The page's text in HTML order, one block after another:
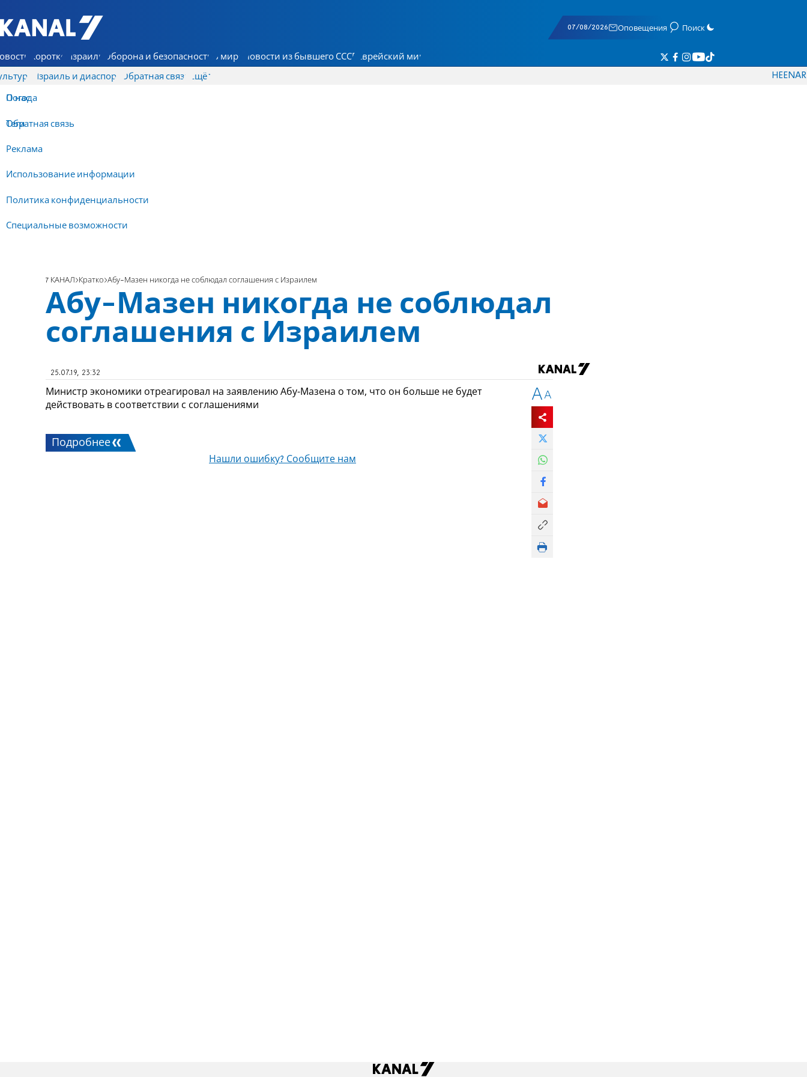
7 КАНАЛ - Аруц Шева
07/08/2026 Оповещения Поиск
Коротко Израиль Оборона и безопасность В мире Новости из бывшего СССР Еврейский мир
Израиль и диаспора Обратная связь
О нас
Обратная связь
Реклама
Использование информации
Политика конфиденциальности
Специальные возможности
Ещё
Погода
Теги
HEENAR
7 КАНАЛ Кратко Абу-Мазен никогда не соблюдал соглашения с Израилем
Абу-Мазен никогда не соблюдал
соглашения с Израилем
25.07.19, 23:32
Министр экономики отреагировал на заявлению Абу-Мазена о том, что он больше не будет
действовать в соответствии с соглашениями
Подробнее
Нашли ошибку? Сообщите нам
A A